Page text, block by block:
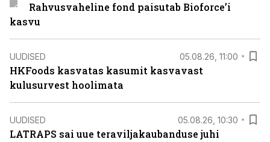
Rahvusvaheline fond paisutab Bioforce’i
kasvu
UUDISED 05.08.26, 11:00
HKFoods kasvatas kasumit kasvavast
kulusurvest hoolimata
UUDISED 05.08.26, 10:30
LATRAPS sai uue teraviljakaubanduse juhi